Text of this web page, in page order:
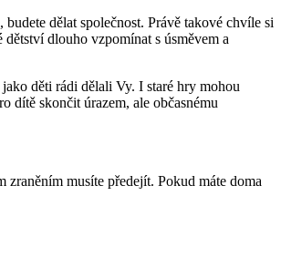
dělat společnost. Právě takové chvíle si
dlouho vzpomínat s úsměvem a
děti rádi dělali Vy. I staré hry mohou
dítě skončit úrazem, ale občasnému
musíte předejít. Pokud máte doma